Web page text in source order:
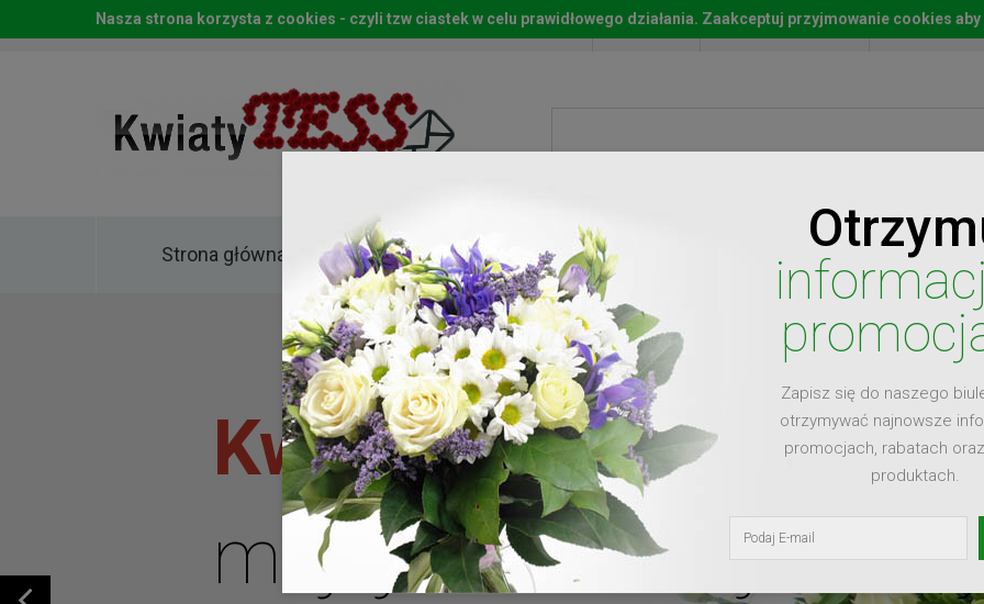
Start Moje konto Lista
Strona główna Kwiaty
Kwiaty dla
mojej ukochanej
Zapisz się do naszego
otrzymywać najnowsze
promocjach, rabatach
produktach.
Nasza strona korzysta z cookies - czyli tzw ciastek w celu prawidłowego działania. Zaakceptuj przyjmowanie cookies